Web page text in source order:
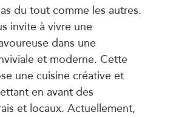
du tout comme les autres.
invite à vivre une
dans une
et moderne. Cette
une cuisine créative et
en avant des
et locaux. Actuellement,